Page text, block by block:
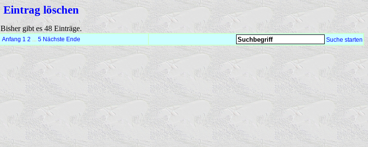
Eintrag löschen
Bisher gibt es 48 Einträge.
Anfang 1 2 ... 5 Nächste Ende Suche starten